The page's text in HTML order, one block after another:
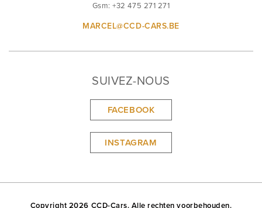
Gsm: +32 475 271 271
MARCEL@CCD-CARS.BE
SUIVEZ-NOUS
FACEBOOK
INSTAGRAM
Copyright 2026 CCD-Cars. Alle rechten voorbehouden.